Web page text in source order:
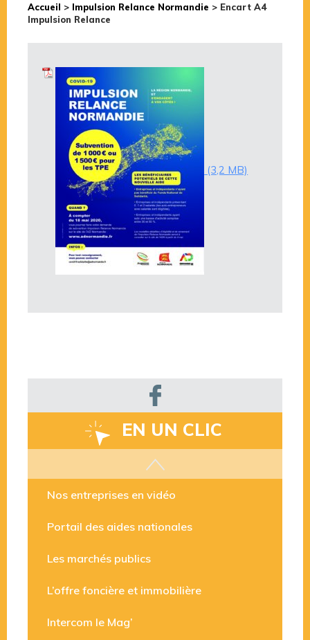
Accueil > Impulsion Relance Normandie > Encart A4
Impulsion Relance
EN UN CLIC
Les aides disponibles